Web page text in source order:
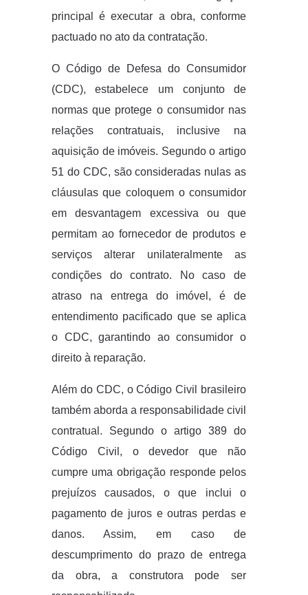
principal é executar a obra, conforme
pactuado no ato da contratação.
O Código de Defesa do Consumidor
(CDC), estabelece um conjunto de
normas que protege o consumidor nas
relações contratuais, inclusive na
aquisição de imóveis. Segundo o artigo
51 do CDC, são consideradas nulas as
cláusulas que coloquem o consumidor
em desvantagem excessiva ou que
permitam ao fornecedor de produtos e
serviços alterar unilateralmente as
condições do contrato. No caso de
atraso na entrega do imóvel, é de
entendimento pacificado que se aplica
o CDC, garantindo ao consumidor o
direito à reparação.
Além do CDC, o Código Civil brasileiro
também aborda a responsabilidade civil
contratual. Segundo o artigo 389 do
Código Civil, o devedor que não
cumpre uma obrigação responde pelos
prejuízos causados, o que inclui o
pagamento de juros e outras perdas e
danos. Assim, em caso de
descumprimento do prazo de entrega
da obra, a construtora pode ser